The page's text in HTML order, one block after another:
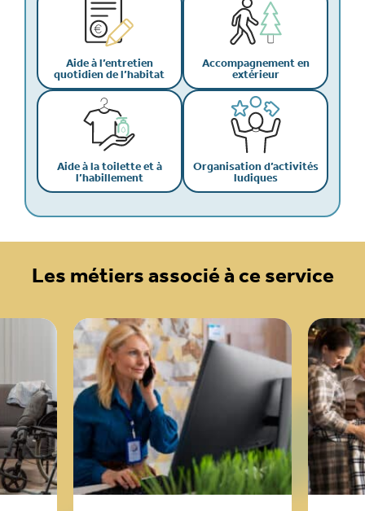
Aide à l’entretien
quotidien de l’habitat
Accompagnement en
extérieur
Aide à la toilette et à
l’habillement
Organisation d’activités
ludiques
Les métiers associé à ce service